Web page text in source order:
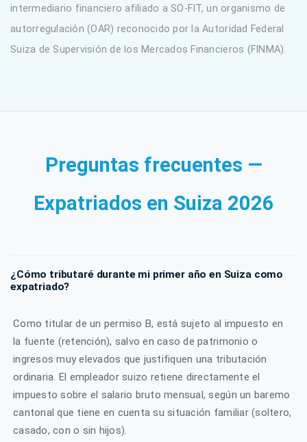
intermediario financiero afiliado a SO-FIT, un organismo de
autorregulación (OAR) reconocido por la Autoridad Federal
Suiza de Supervisión de los Mercados Financieros (FINMA).
Preguntas frecuentes —
Expatriados en Suiza 2026
¿Cómo tributaré durante mi primer año en Suiza como
expatriado?
Como titular de un permiso B, está sujeto al impuesto en
la fuente (retención), salvo en caso de patrimonio o
ingresos muy elevados que justifiquen una tributación
ordinaria. El empleador suizo retiene directamente el
impuesto sobre el salario bruto mensual, según un baremo
cantonal que tiene en cuenta su situación familiar (soltero,
casado, con o sin hijos).